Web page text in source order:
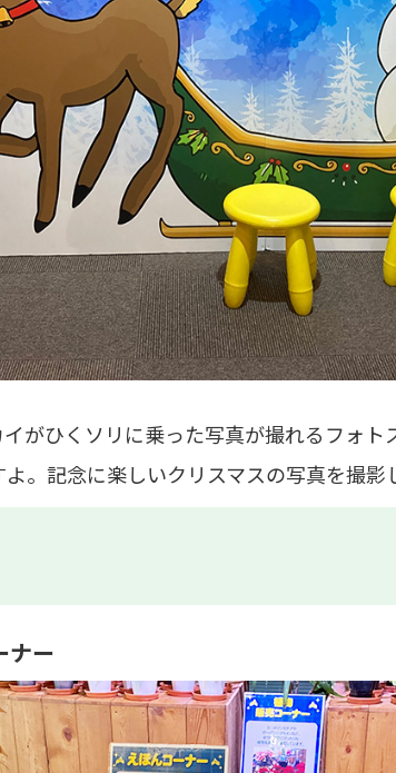
がひくソリに乗った写真が撮れるフォ
。記念に楽しいクリスマスの写真を撮影
ナー